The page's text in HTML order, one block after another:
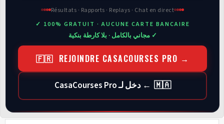
Résultats · Rapports · Replays · Chat en direct
✓ 100% GRATUIT · AUCUNE CARTE BANCAIRE
✓ مجاني بالكامل · بلا كارطة بنكية
🇫🇷 REJOINDRE CASACOURSES PRO →
🇲🇦 ← دخل لـ CasaCourses Pro